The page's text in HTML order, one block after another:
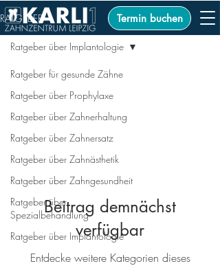
Termin buchen
RATGEBER
Ratgeber für gesunde Zähne
Ratgeber über Prophylaxe
Ratgeber über Zahnerhaltung
Ratgeber über Zahnersatz
Ratgeber über Zahnästhetik
Ratgeber über Zahngesundheit
Ratgeber über
Spezialbehandlung
Ratgeber über Implantologie
Ratgeber über Implantologie
Ratgeber über
Implantologie
Beitrag demnächst
verfügbar
Entdecke weitere Kategorien dieses